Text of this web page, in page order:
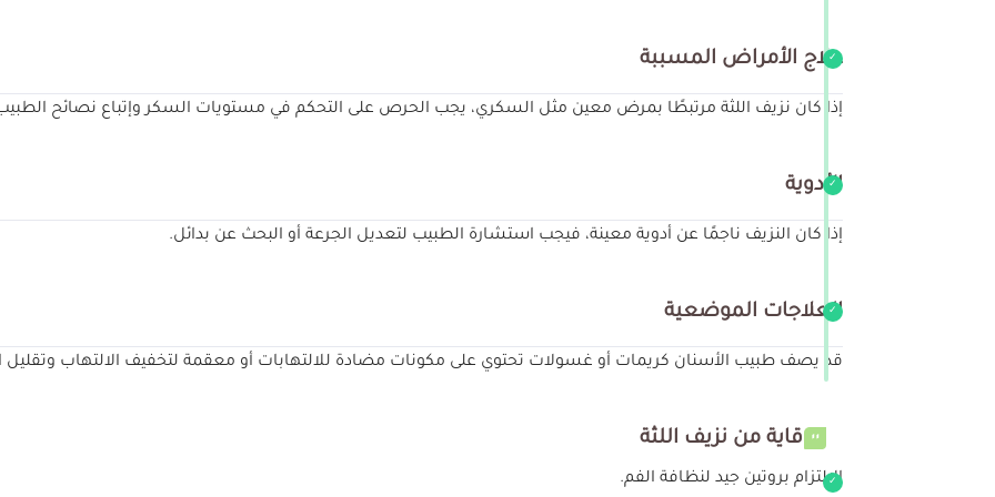
علاج الأمراض المسببة
إذا كان نزيف اللثة مرتبطًا بمرض معين مثل السكري، يجب الحرص على التحكم في مستويات السكر وإتباع نصائح
الأدوية
إذا كان النزيف ناجمًا عن أدوية معينة، فيجب استشارة الطبيب لتعديل الجرعة أو البحث عن بدائل.
العلاجات الموضعية
قد يصف طبيب الأسنان كريمات أو غسولات تحتوي على مكونات مضادة للالتهابات أو معقمة لتخفيف الالتهاب وتقليل
الوقاية من نزيف اللثة
الالتزام بروتين جيد لنظافة الفم.